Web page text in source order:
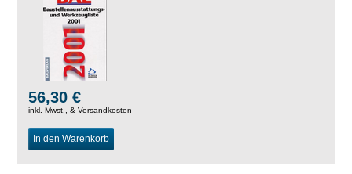
56,30 €
inkl. Mwst., & Versandkosten
In den Warenkorb